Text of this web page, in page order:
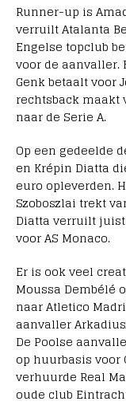
Runner-up is
verruilt Atalanta
Engelse topclub
voor de aanvaller.
Genk betaalt voor
rechtsback maakt
naar de Serie A.
Op een gedeelde
en Krépin Diatta
euro opleverden.
Szoboszlai trekt
Diatta verruilt
voor AS Monaco.
Er is ook veel
Moussa Dembélé
naar Atletico
aanvaller
De Poolse
op huurbasis voor
verhuurde Real
oude club